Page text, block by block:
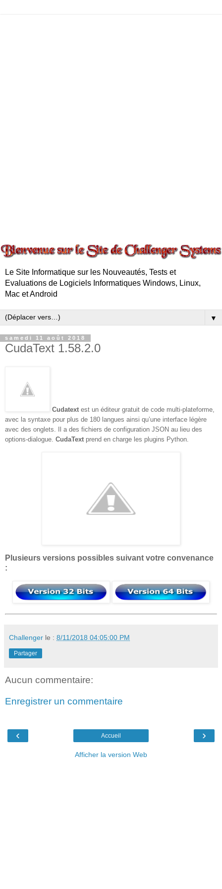
Le Site Informatique sur les Nouveautés, Tests et
Evaluations de Logiciels Informatiques Windows, Linux,
Mac et Android
▼
samedi 11 août 2018
CudaText 1.58.2.0
Cudatext est un éditeur gratuit de code multi-plateforme,
avec la syntaxe pour plus de 180 langues ainsi qu’une interface légère
avec des onglets. Il a des fichiers de configuration JSON au lieu des
options-dialogue. CudaText prend en charge les plugins Python.
Plusieurs versions possibles suivant votre convenance
:
Challenger le : 8/11/2018 04:05:00 PM
Partager
Aucun commentaire:
Enregistrer un commentaire
‹ ›
Accueil
Afficher la version Web